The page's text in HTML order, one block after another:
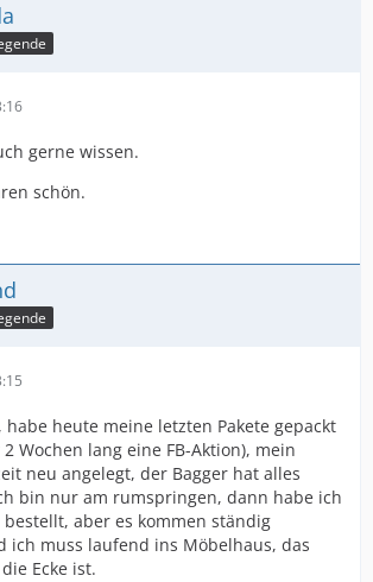
gerne wissen.
schön.
habe heute meine letzten Pakete gepackt
Wochen lang eine FB-Aktion), mein
neu angelegt, der Bagger hat alles
bin nur am rumspringen, dann habe ich
aber es kommen ständig
ich muss laufend ins Möbelhaus, das
Ecke ist.